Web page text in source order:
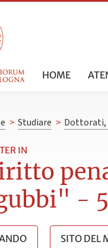
HOME
> Studiare > Dottorati,
IN
-
SITO DEL